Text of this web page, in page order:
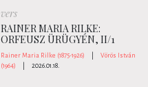
vers
RAINER MARIA RILKE:
ORFEUSZ ÜRÜGYÉN, II/1
Rainer Maria Rilke (1875-1926)
Vörös István
(1964)
2026.01.18.